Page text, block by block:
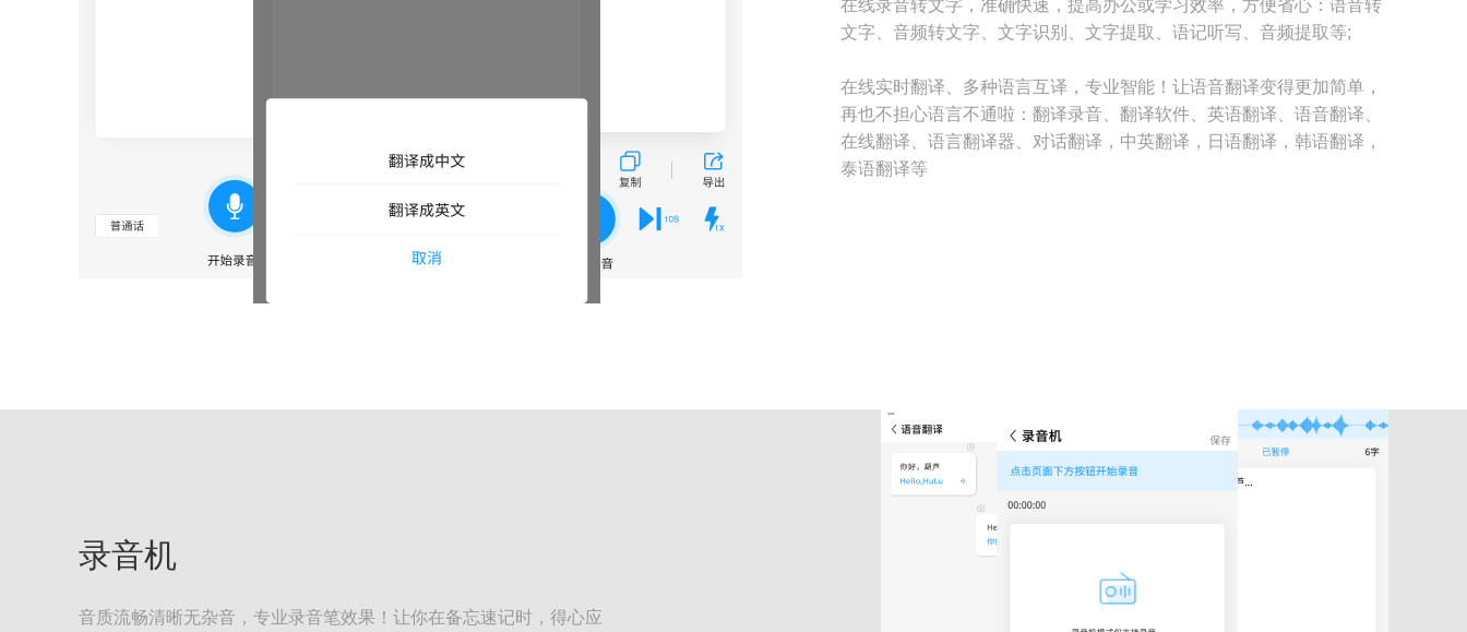
在线录音转文字，准确快速，提高办公或学习效率，方便省心：语音转
文字、音频转文字、文字识别、文字提取、语记听写、音频提取等;
在线实时翻译、多种语言互译，专业智能！让语音翻译变得更加简单，
再也不担心语言不通啦：翻译录音、翻译软件、英语翻译、语音翻译、
在线翻译、语言翻译器、对话翻译，中英翻译，日语翻译，韩语翻译，
泰语翻译等
录音机
音质流畅清晰无杂音，专业录音笔效果！让你在备忘速记时，得心应